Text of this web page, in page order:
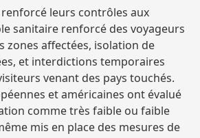
leurs contrôles aux
sanitaire renforcé des voyageurs
zones affectées, isolation de
et interdictions temporaires
venant des pays touchés.
et américaines ont évalué
comme très faible ou faible
mis en place des mesures de